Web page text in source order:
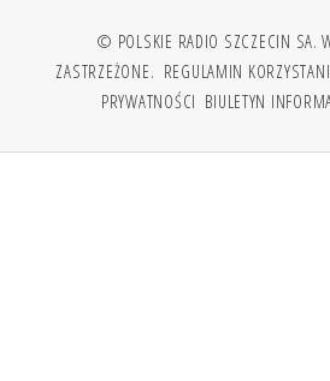
© POLSKIE RADIO SZCZECIN SA.
ZASTRZEŻONE. REGULAMIN
PRYWATNOŚCI BIULETYN